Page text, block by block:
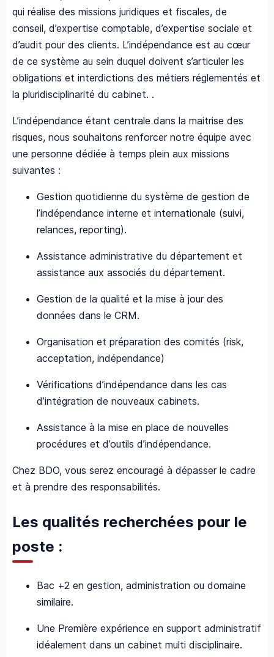
qui réalise des missions juridiques et fiscales, de
conseil, d’expertise comptable, d’expertise sociale et
d’audit pour des clients. L’indépendance est au cœur
de ce système au sein duquel doivent s’articuler les
obligations et interdictions des métiers réglementés et
la pluridisciplinarité du cabinet. .
L’indépendance étant centrale dans la maitrise des
risques, nous souhaitons renforcer notre équipe avec
une personne dédiée à temps plein aux missions
suivantes :
Gestion quotidienne du système de gestion de
l’indépendance interne et internationale (suivi,
relances, reporting).
Assistance administrative du département et
assistance aux associés du département.
Gestion de la qualité et la mise à jour des
données dans le CRM.
Organisation et préparation des comités (risk,
acceptation, indépendance)
Vérifications d’indépendance dans les cas
d’intégration de nouveaux cabinets.
Assistance à la mise en place de nouvelles
procédures et d’outils d’indépendance.
Chez BDO, vous serez encouragé à dépasser le cadre
et à prendre des responsabilités.
Les qualités recherchées pour le
poste :
Bac +2 en gestion, administration ou domaine
similaire.
Une Première expérience en support administratif
idéalement dans un cabinet multi disciplinaire.